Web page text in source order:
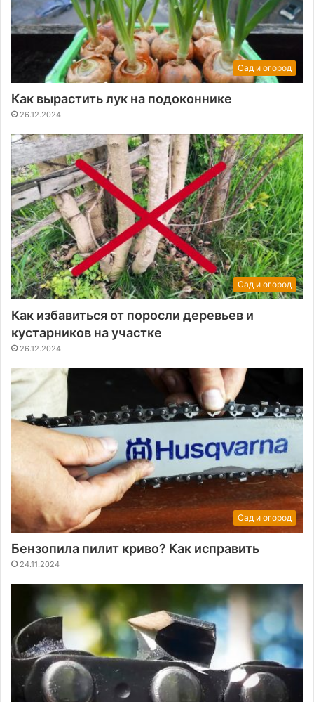
Сад и огород
Как вырастить лук на подоконнике
26.12.2024
Сад и огород
Как избавиться от поросли деревьев и
кустарников на участке
26.12.2024
Сад и огород
Бензопила пилит криво? Как исправить
24.11.2024